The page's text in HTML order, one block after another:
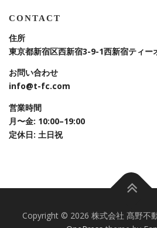
CONTACT
住所
東京都新宿区西新宿3-9-1西新宿ティー
お問い合わせ
info@t-fc.com
営業時間
月〜金: 10:00–19:00
定休日: 土日祝
Copyright © 2026 株式会社 髙野不